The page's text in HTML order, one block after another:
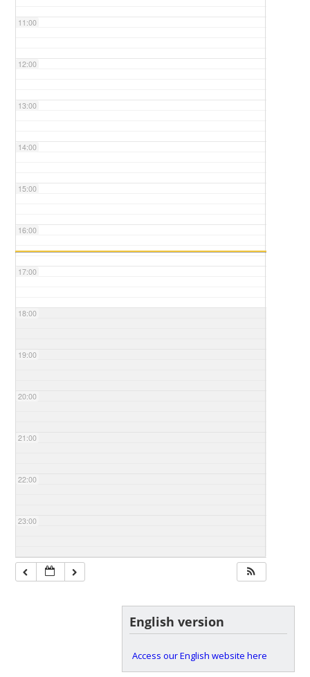
11:00
12:00
13:00
14:00
15:00
16:00
17:00
18:00
19:00
20:00
21:00
22:00
23:00
English version
Access our English website here